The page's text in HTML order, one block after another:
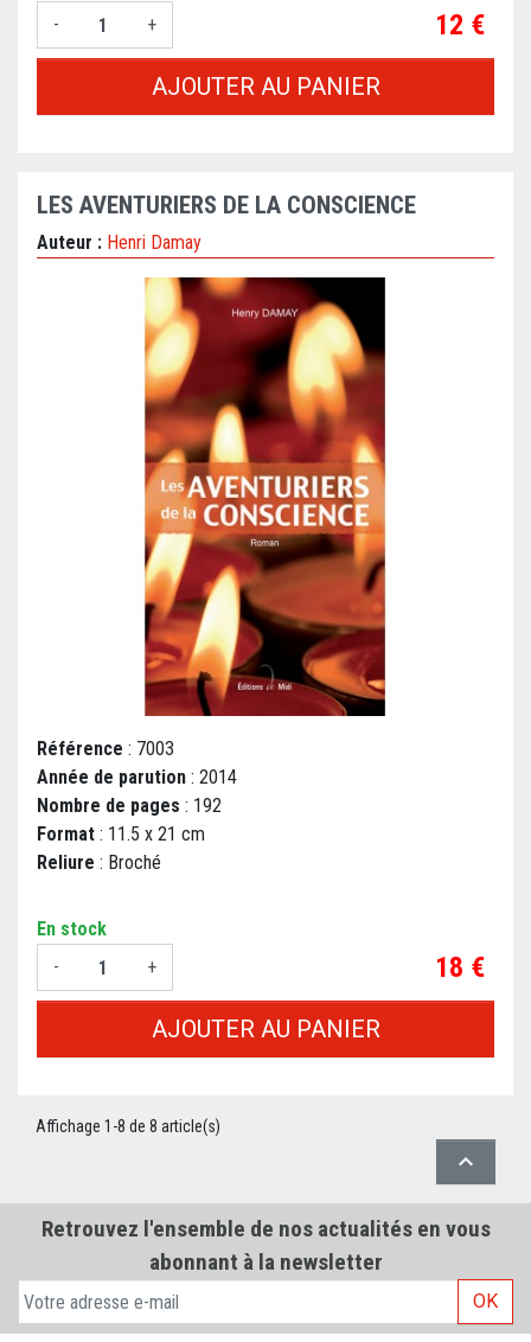
-
+ Prix
12 €
AJOUTER AU PANIER
LES AVENTURIERS DE LA CONSCIENCE
Auteur : Henri Damay
Référence : 7003
Année de parution : 2014
Nombre de pages : 192
Format : 11.5 x 21 cm
Reliure : Broché
En stock
-
+ Prix
18 €
AJOUTER AU PANIER
Affichage 1-8 de 8 article(s)

Retrouvez l'ensemble de nos actualités en vous
abonnant à la newsletter
OK